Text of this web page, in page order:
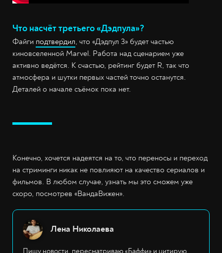
Что насчёт третьего «Дэдпула»?
Файги подтвердил, что «Дэдпул 3» будет частью
киновселенной Marvel. Работа над сценарием уже
активно ведётся. К счастью, рейтинг будет R, так что
атмосфера и шутки первых частей точно останутся.
Деталей о начале съёмок пока нет.
Конечно, хочется надеятся на то, что переносы и переход
на стриминги никак не повлияют на качество сериалов и
фильмов. В любом случае, узнать мы это сможем уже
скоро, посмотрев «ВандаВижен».
Лена Николаева